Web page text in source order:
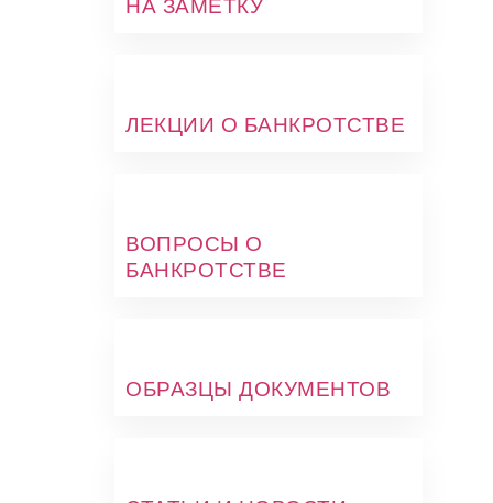
НА ЗАМЕТКУ
ЛЕКЦИИ О БАНКРОТСТВЕ
ВОПРОСЫ О
БАНКРОТСТВЕ
ОБРАЗЦЫ ДОКУМЕНТОВ